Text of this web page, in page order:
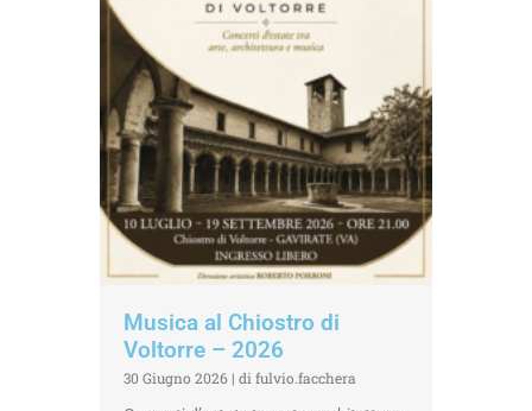
Musica al Chiostro di
Voltorre – 2026
30 Giugno 2026 | di fulvio.facchera